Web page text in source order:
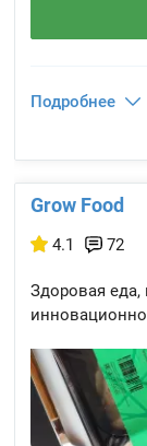
Подробнее
Grow Food
4.1 72
Здоровая